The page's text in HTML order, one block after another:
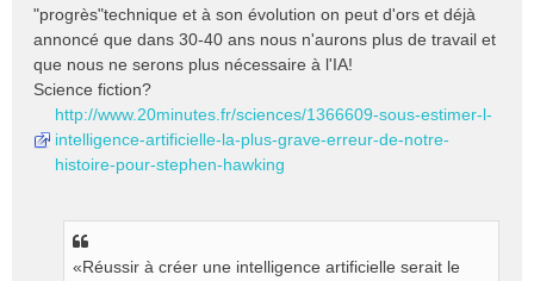
"progrès"technique et à son évolution on peut d'ors et déjà
annoncé que dans 30-40 ans nous n'aurons plus de travail et
que nous ne serons plus nécessaire à l'IA!
Science fiction?
http://www.20minutes.fr/sciences/1366609-sous-estimer-l-
intelligence-artificielle-la-plus-grave-erreur-de-notre-
histoire-pour-stephen-hawking
«Réussir à créer une intelligence artificielle serait le